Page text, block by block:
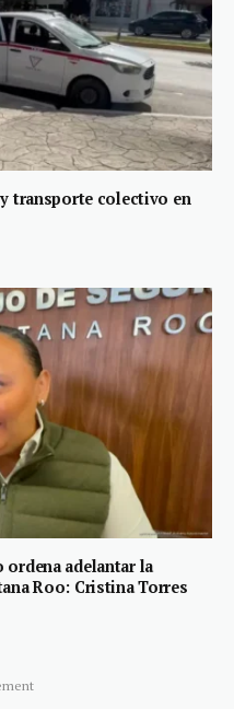
transporte colectivo en
ordena adelantar la
Roo: Cristina Torres